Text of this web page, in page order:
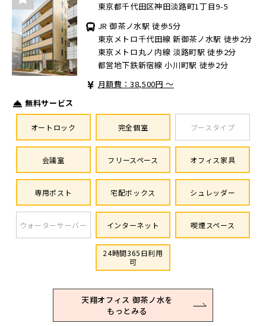
東京都千代田区神田淡路町1丁目9-5
JR 御茶ノ水駅 徒歩5分
東京メトロ千代田線 新御茶ノ水駅 徒歩2分
東京メトロ丸ノ内線 淡路町駅 徒歩2分
都営地下鉄新宿線 小川町駅 徒歩2分
月額費：38,500円 ～
無料サービス
オートロック 完全個室 ブースタイプ
会議室 フリースペース オフィス家具
専用ポスト 宅配ボックス シュレッダー
ウォーターサーバー インターネット 喫煙スペース
24時間365日利用
可
天翔オフィス 御茶ノ水を
もっとみる